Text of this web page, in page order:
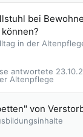
bei
in der
Altenpflege
von